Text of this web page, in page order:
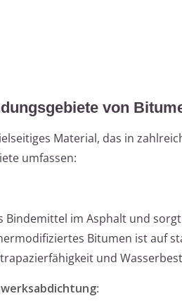
von
Material, das in
umfassen:
Bindemittel im Asphalt und
Bitumen ist auf
und
: